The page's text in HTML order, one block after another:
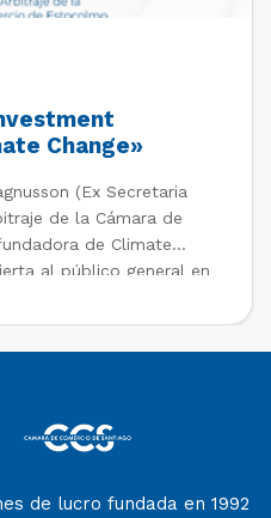
Change»
(Ex Secretaria
de la Cámara de
de Climate
al público general en
en Arbitraje
organizado por el
[…]
de lucro fundada en 1992